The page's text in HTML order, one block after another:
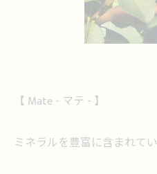
【 Mate - マテ - 】
ミネラルを豊富に含まれて